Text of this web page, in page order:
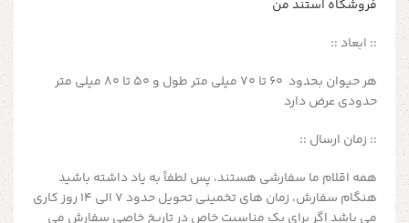
فروشگاه استند من
:: ابعاد ::
هر حیوان بحدود 60 تا 70 میلی متر طول و 50 تا 80 میلی متر
حدودی عرض دارد
:: زمان ارسال ::
همه اقلام ما سفارشی هستند، پس لطفاً به یاد داشته باشید
هنگام سفارش، زمان های تخمینی تحویل حدود 7 الی 14 روز کاری
می باشد اگر برای یک مناسبت خاص در تاریخ خاصی سفارش می